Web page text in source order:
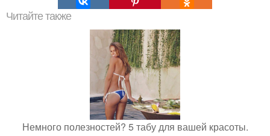
Читайте также
Немного полезностей? 5 табу для вашей красоты.